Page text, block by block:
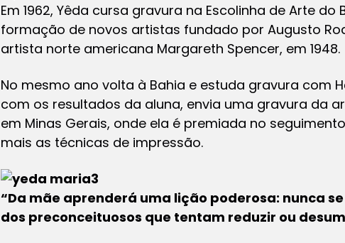
Em 1962, Yêda cursa gravura na Escolinha de Arte
formação de novos artistas fundado por Augusto
artista norte americana Margareth Spencer, em 1948.
No mesmo ano volta à Bahia e estuda gravura com
com os resultados da aluna, envia uma gravura da
em Minas Gerais, onde ela é premiada no
mais as técnicas de impressão.
“Da mãe aprenderá uma lição poderosa: nunca
dos preconceituosos que tentam reduzir ou